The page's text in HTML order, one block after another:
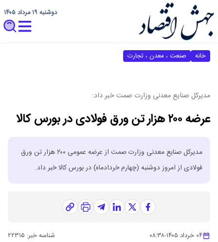
دوشنبه ۱۹ مرداد ۱۴۰۵
خانه صنعت ، معدن ، تجارت
مدیرکل صنایع معدنی وزارت صمت خبر داد:
عرضه ۲۰۰ هزار تن ورق فولادی در بورس کالا
مدیرکل صنایع معدنی وزارت صمت از عرضه عمومی ۲۰۰ هزار تن ورق
فولادی از امروز دوشنبه (چهارم خردادماه) در بورس کالا خبر داد.
۰۴ خرداد ۱۴۰۵ -۰۸:۳۸ شناسه خبر: ۲۲۳۱۵